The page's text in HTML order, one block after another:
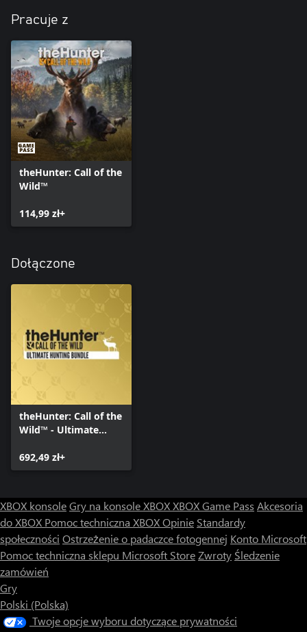
Pracuje z
theHunter: Call of the
Wild™
114,99 zł+
Dołączone
theHunter: Call of the
Wild™ - Ultimate
692,49 zł+
XBOX konsoleGry na konsole XBOXXBOX Game Pass Akcesoria
do XBOX Pomoc techniczna XBOXOpinie Standardy
społeczności Ostrzeżenie o padaczce fotogennej Konto Microsoft
Pomoc techniczna sklepu Microsoft StoreZwroty Śledzenie
zamówień
Gry
Polski (Polska)
Twoje opcje wyboru dotyczące prywatności